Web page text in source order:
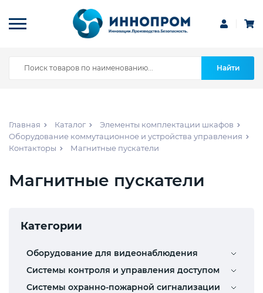
Найти
Главная Каталог
Элементы комплектации шкафов
Оборудование коммутационное и устройства управления
Контакторы
Магнитные пускатели
Магнитные пускатели
Категории
Оборудование для видеонаблюдения
Системы контроля и управления доступом
Системы охранно-пожарной сигнализации